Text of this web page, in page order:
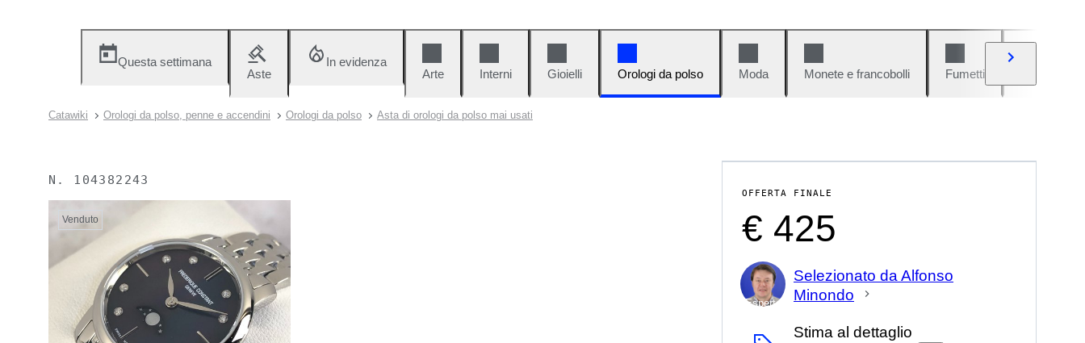
Questa settimana
Aste
In evidenza
Arte
Interni Gioielli Orologi da polso Moda Monete e francobolli Fumetti
Catawiki Orologi da polso, penne e accendini Orologi da polso Asta di orologi da polso mai usati
N. 104382243
Venduto
OFFERTA FINALE
€ 425
Esperto
Selezionato da Alfonso
Minondo
Stima al dettaglio